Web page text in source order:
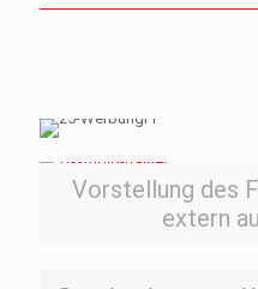
Vorstellung des
extern